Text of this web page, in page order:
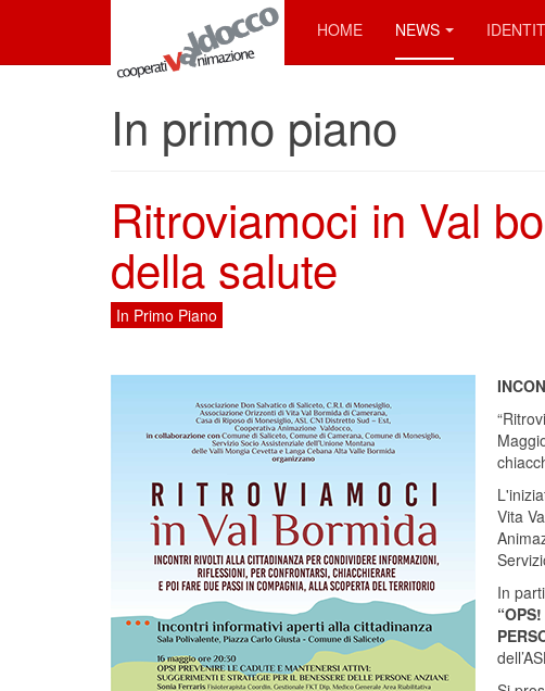
HOME NEWS
In primo piano
Ritroviamoci in Val
della salute
In Primo Piano
Vita
In